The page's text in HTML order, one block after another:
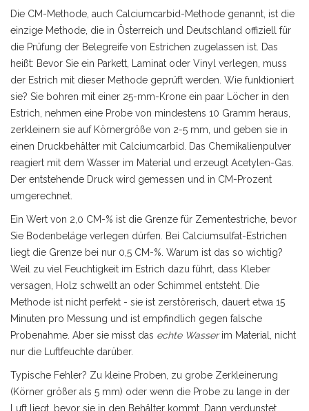
Die CM-Methode, auch Calciumcarbid-Methode genannt, ist die
einzige Methode, die in Österreich und Deutschland offiziell für
die Prüfung der Belegreife von Estrichen zugelassen ist. Das
heißt: Bevor Sie ein Parkett, Laminat oder Vinyl verlegen, muss
der Estrich mit dieser Methode geprüft werden. Wie funktioniert
sie? Sie bohren mit einer 25-mm-Krone ein paar Löcher in den
Estrich, nehmen eine Probe von mindestens 10 Gramm heraus,
zerkleinern sie auf Körnergröße von 2-5 mm, und geben sie in
einen Druckbehälter mit Calciumcarbid. Das Chemikalienpulver
reagiert mit dem Wasser im Material und erzeugt Acetylen-Gas.
Der entstehende Druck wird gemessen und in CM-Prozent
umgerechnet.
Ein Wert von 2,0 CM-% ist die Grenze für Zementestriche, bevor
Sie Bodenbeläge verlegen dürfen. Bei Calciumsulfat-Estrichen
liegt die Grenze bei nur 0,5 CM-%. Warum ist das so wichtig?
Weil zu viel Feuchtigkeit im Estrich dazu führt, dass Kleber
versagen, Holz schwellt an oder Schimmel entsteht. Die
Methode ist nicht perfekt - sie ist zerstörerisch, dauert etwa 15
Minuten pro Messung und ist empfindlich gegen falsche
Probenahme. Aber sie misst das echte Wasserim Material, nicht
nur die Luftfeuchte darüber.
Typische Fehler? Zu kleine Proben, zu grobe Zerkleinerung
(Körner größer als 5 mm) oder wenn die Probe zu lange in der
Luft liegt, bevor sie in den Behälter kommt. Dann verdunstet